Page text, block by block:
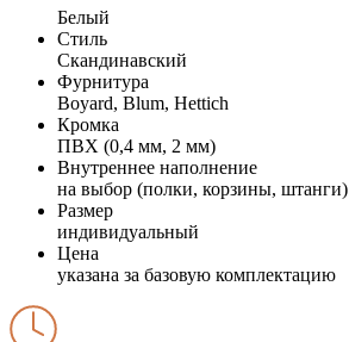
Белый
Стиль
Скандинавский
Фурнитура
Boyard, Blum, Hettich
Кромка
ПВХ (0,4 мм, 2 мм)
Внутреннее наполнение
на выбор (полки, корзины, штанги)
Размер
индивидуальный
Цена
указана за базовую комплектацию